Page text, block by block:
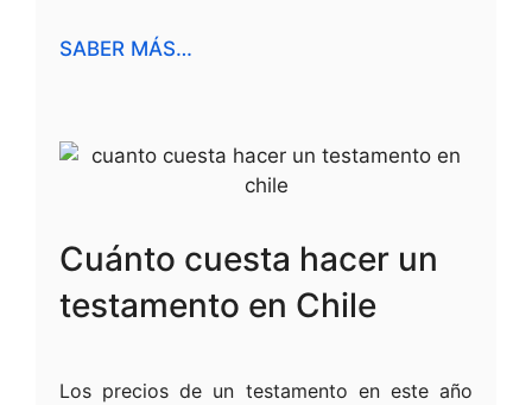
SABER MÁS…
Cuánto cuesta hacer un
testamento en Chile
Los precios de un testamento en este año